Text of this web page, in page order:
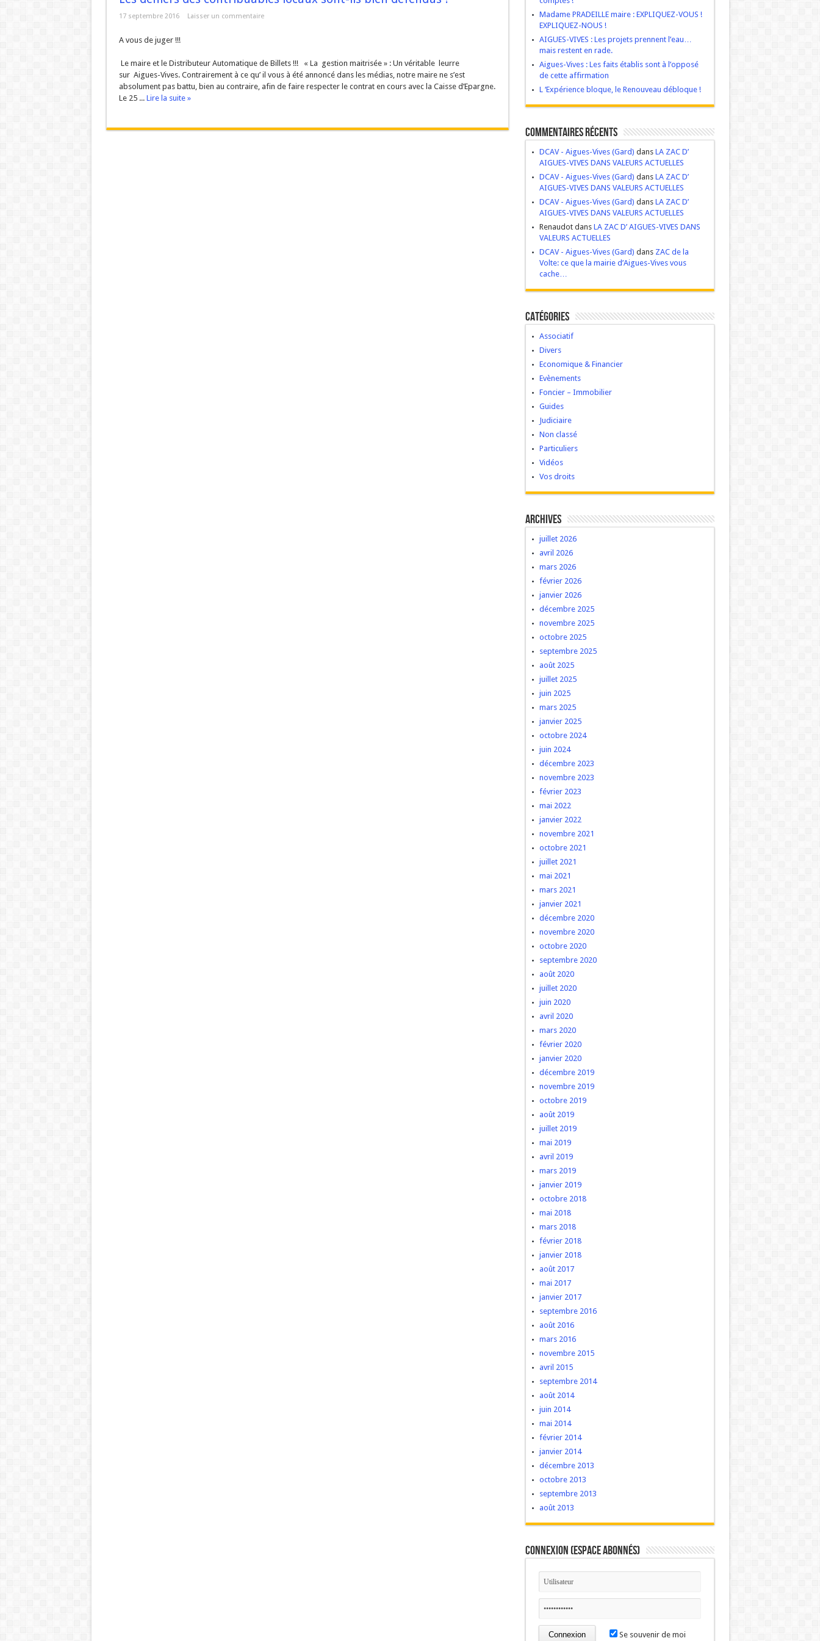
URBANISME MODE AGUES-VIVES : Construire d’abord, demander après.
Aigues-Vives : Gaspillage, abandon et mépris du patrimoine public
Aigues-Vives : Assez d’héritiers politiques.
17 septembre 2016 Laisser un commentaire
A vous de juger !!!
10/10/
Le maire et le Distributeur Automatique de Billets !!! « La gestion maitrisée » : Un véritable leurre
sur Aigues-Vives. Contrairement à ce qu’ il vous à été annoncé dans les médias, notre maire ne s’est
absolument pas battu, bien au contraire, afin de faire respecter le contrat en cours avec la Caisse d’Epargne.
Le 25 ... Lire la suite »
Madame PRADEILLE maire : EXPLIQUEZ-VOUS !
EXPLIQUEZ-NOUS !
AIGUES-VIVES : Les projets prennent l’eau…
mais restent en rade.
Aigues-Vives : Les faits établis sont à l’opposé
de cette affirmation
L ‘Expérience bloque, le Renouveau débloque !
Commentaires récents
DCAV - Aigues-Vives (Gard) dans LA ZAC D’
AIGUES-VIVES DANS VALEURS ACTUELLES
DCAV - Aigues-Vives (Gard) dans LA ZAC D’
AIGUES-VIVES DANS VALEURS ACTUELLES
DCAV - Aigues-Vives (Gard) dans LA ZAC D’
AIGUES-VIVES DANS VALEURS ACTUELLES
Renaudot dans LA ZAC D’ AIGUES-VIVES DANS
VALEURS ACTUELLES
DCAV - Aigues-Vives (Gard) dans ZAC de la
Volte: ce que la mairie d’Aigues-Vives vous
cache…
Catégories
Associatif
Divers
Economique & Financier
Evènements
Foncier – Immobilier
Guides
Judiciaire
Non classé
Particuliers
Vidéos
Vos droits
Archives
juillet 2026
avril 2026
mars 2026
février 2026
janvier 2026
décembre 2025
novembre 2025
octobre 2025
septembre 2025
août 2025
juillet 2025
juin 2025
mars 2025
janvier 2025
octobre 2024
juin 2024
décembre 2023
novembre 2023
février 2023
mai 2022
janvier 2022
novembre 2021
octobre 2021
juillet 2021
mai 2021
mars 2021
janvier 2021
décembre 2020
novembre 2020
octobre 2020
septembre 2020
août 2020
juillet 2020
juin 2020
avril 2020
mars 2020
février 2020
janvier 2020
décembre 2019
novembre 2019
octobre 2019
août 2019
juillet 2019
mai 2019
avril 2019
mars 2019
janvier 2019
octobre 2018
mai 2018
mars 2018
février 2018
janvier 2018
août 2017
mai 2017
janvier 2017
septembre 2016
août 2016
mars 2016
novembre 2015
avril 2015
septembre 2014
août 2014
juin 2014
mai 2014
février 2014
janvier 2014
décembre 2013
octobre 2013
septembre 2013
août 2013
Connexion (Espace Abonnés)
Se souvenir de moi